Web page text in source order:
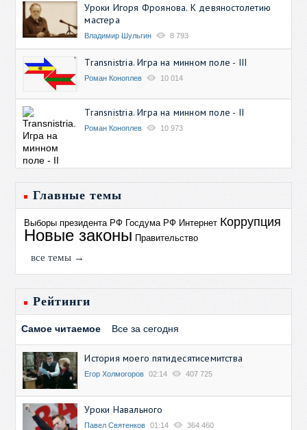
Уроки Игоря Фроянова. К девяностолетию
мастера
Владимир Шульгин 8 793
Transnistria. Игра на минном поле - III
Роман Коноплев 10 014
Transnistria. Игра на минном поле - II
Роман Коноплев 10 973
Главные темы
Выборы президента РФ Госдума РФ Интернет Коррупция
Новые законы Правительство
все темы →
Рейтинги
Самое читаемое Все за сегодня
История моего пятидесятисемитства
Егор Холмогоров 02:14 407 725
Уроки Навального
Павел Святенков 01:14 364 460